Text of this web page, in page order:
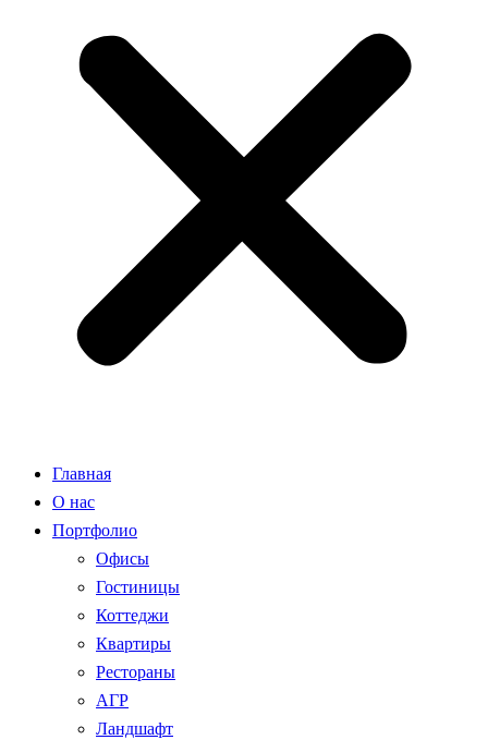
Главная
О нас
Портфолио
Офисы
Гостиницы
Коттеджи
Квартиры
Рестораны
АГР
Ландшафт